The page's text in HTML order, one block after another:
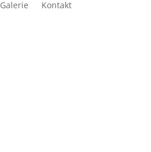
Galerie Kontakt